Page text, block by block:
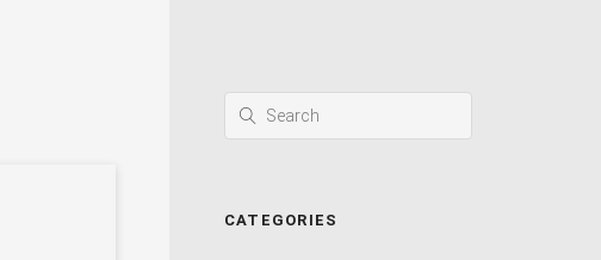
CATEGORIES